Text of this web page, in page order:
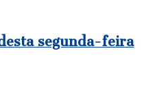
segunda-feira